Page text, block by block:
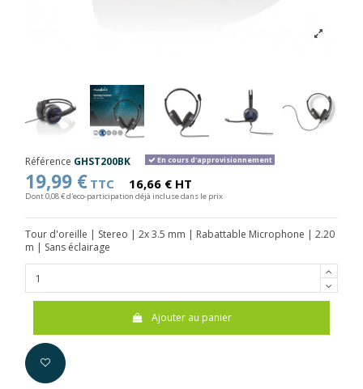
Référence GHST200BK En cours d'approvisionnement
19,99 € TTC 16,66 € HT
Dont 0,08 € d'eco-participation déjà incluse dans le prix
Tour d'oreille | Stereo | 2x 3.5 mm | Rabattable Microphone | 2.20
m | Sans éclairage
Ajouter au panier